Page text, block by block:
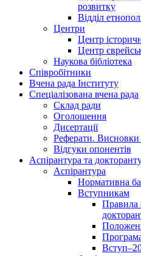
розвитку
Відділ
Центри
Центр
Центр
Наукова бібліотека
Співробітники
Вчена рада Інституту
Спеціалізована вчена рада
Склад ради
Оголошення
Дисертації
Реферати.
Відгуки опонентів
Аспірантура та
Аспірантура
Нормативна
Вступникам
Правила